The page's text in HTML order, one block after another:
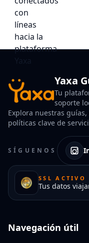
Yaxa
Tu
soporte
Explora nuestras
políticas clave de
SÍGUENOS
SSL ACTIVO
Tus datos
Navegación útil